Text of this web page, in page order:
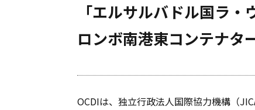
「エルサルバドル国ラ
ロンボ南港東コンテナタ
OCDIは、独立行政法人国際協力機構（